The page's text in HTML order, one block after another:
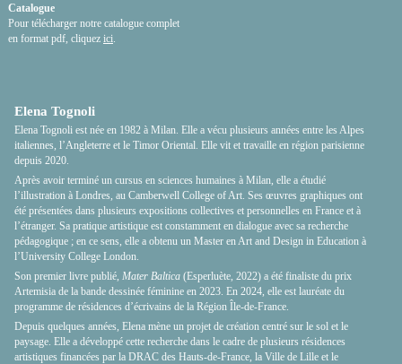
Catalogue
Pour télécharger notre catalogue complet
en format pdf, cliquez ici
Elena Tognoli
Elena Tognoli est née en 1982 à Milan. Elle a vécu plusieurs années entre les Alpes
italiennes, l’Angleterre et le Timor Oriental. Elle vit et travaille en région parisienne
depuis 2020.
Après avoir terminé un cursus en sciences humaines à Milan, elle a étudié
l’illustration à Londres, au Camberwell College of Art. Ses œuvres graphiques ont
été présentées dans plusieurs expositions collectives et personnelles en France et à
l’étranger. Sa pratique artistique est constamment en dialogue avec sa recherche
pédagogique ; en ce sens, elle a obtenu un Master en Art and Design in Education à
l’University College London.
Son premier livre publié, Mater Baltica (Esperluète, 2022) a été finaliste du prix
Artemisia de la bande dessinée féminine en 2023. En 2024, elle est lauréate du
programme de résidences d’écrivains de la Région Île-de-France.
Depuis quelques années, Elena mène un projet de création centré sur le sol et le
paysage. Elle a développé cette recherche dans le cadre de plusieurs résidences
artistiques financées par la DRAC des Hauts-de-France, la Ville de Lille et le